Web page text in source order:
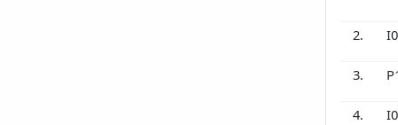
2.
3.
4.